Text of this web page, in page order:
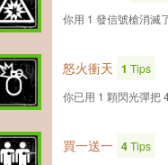
你用 1 發信號槍消滅
怒火衝天 1 Tips
你已用 1 顆閃光彈把
買一送一 4Tips